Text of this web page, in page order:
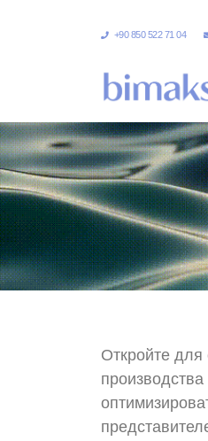
+90 850 522 71 04
Откройте